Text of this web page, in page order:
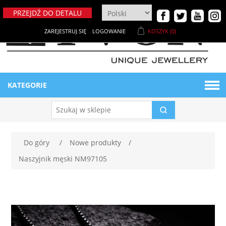
PRZEJDŹ DO DETALU
ZAREJESTRUJ SIĘ LOGOWANIE KOSZYK (0)
KATEGORIE
BIŻUTERIA DAMSKA
Naszyjniki
BIŻUTERIA MĘSKA
Do góry / Nowe produkty
/
Naszyjnik męski NM97105